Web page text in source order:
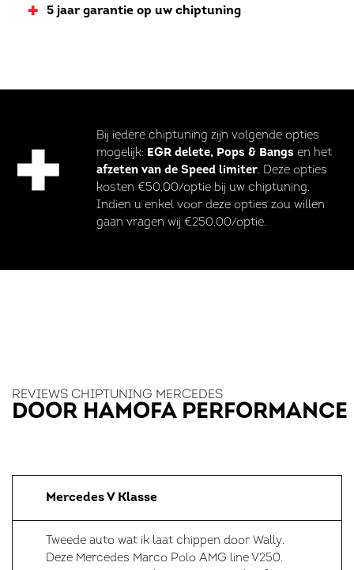
+ 5 jaar garantie op uw chiptuning
Bij iedere chiptuning zijn volgende opties
mogelijk: EGR delete, Pops & Bangs en het
afzeten van de Speed limiter. Deze opties
kosten €50,00/optie bij uw chiptuning.
Indien u enkel voor deze opties zou willen
gaan vragen wij €250,00/optie.
REVIEWS CHIPTUNING MERCEDES
DOOR HAMOFA PERFORMANCE
Mercedes V Klasse
Tweede auto wat ik laat chippen door Wally.
Deze Mercedes Marco Polo AMG line V250.